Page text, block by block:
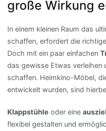
große Wirkung
In einem kleinen Raum das
schaffen, erfordert die richtige
Doch mit ein paar einfachen
das gewisse Etwas verleihen
schaffen. Heimkino-Möbel,
entwickelt wurden, sind
Klappstühle oder eine
flexibel gestalten und